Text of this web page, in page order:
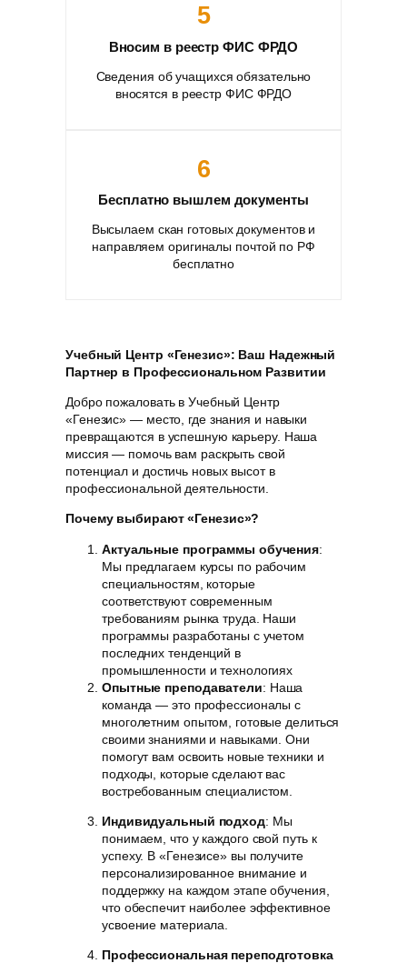
5
Вносим в реестр ФИС ФРДО
Сведения об учащихся обязательно
вносятся в реестр ФИС ФРДО
6
Бесплатно вышлем документы
Высылаем скан готовых документов и
направляем оригиналы почтой по РФ
бесплатно
Учебный Центр «Генезис»: Ваш Надежный
Партнер в Профессиональном Развитии
Добро пожаловать в Учебный Центр
«Генезис» — место, где знания и навыки
превращаются в успешную карьеру. Наша
миссия — помочь вам раскрыть свой
потенциал и достичь новых высот в
профессиональной деятельности.
Почему выбирают «Генезис»?
Актуальные программы обучения:
Мы предлагаем курсы по рабочим
специальностям, которые
соответствуют современным
требованиям рынка труда. Наши
программы разработаны с учетом
последних тенденций в
промышленности и технологиях
Опытные преподаватели: Наша
команда — это профессионалы с
многолетним опытом, готовые делиться
своими знаниями и навыками. Они
помогут вам освоить новые техники и
подходы, которые сделают вас
востребованным специалистом.
Индивидуальный подход: Мы
понимаем, что у каждого свой путь к
успеху. В «Генезисе» вы получите
персонализированное внимание и
поддержку на каждом этапе обучения,
что обеспечит наиболее эффективное
усвоение материала.
Профессиональная переподготовка